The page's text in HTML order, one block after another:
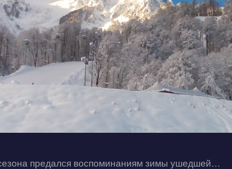
предался воспоминаниям зимы ушедшей…